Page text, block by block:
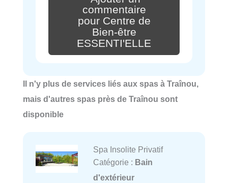
commentaire
pour Centre de
Bien-être
ESSENTI'ELLE
Il n'y plus de services liés aux spas à Traînou,
mais d'autres spas près de Traînou sont
disponible
Spa Insolite Privatif
Catégorie : Bain
d'extérieur